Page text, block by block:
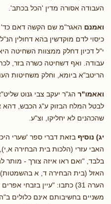
העבודה אסורה מדין 'הכל בכתב'.
ואמנם האגר"מ שם הקשה דאם כד'
כיסוי לדם מוקדשין בהא דחולין
י"ל דכיון דחלק ממצוות השחיטה
עבודה. ואף דשחיטה כשרה בזר,
הריטב"א ביומא, וחלק משחיטות
ואאמו"ר הג"ר יעקב צבי גנוט
לבטל המלח הבזוק ע"ג הכבש, דהא
שהכהנים לא יחליקו, וצ"ע.
יג) נוסיף בזאת דברי ספר 'שערי
האבי עזרי (הלכות בית הבחירה
בלבד, "ואם ראו איזה צורך - מותר
האזל (בית הבחירה ד, א בהשמטות)
משניים בחשיבותם אינם כלולים